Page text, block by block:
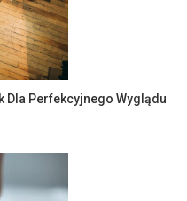
Dla Perfekcyjnego Wyglądu